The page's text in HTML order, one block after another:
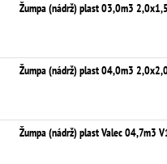
Žumpa (nádrž) plast 03,0m3
Žumpa (nádrž) plast 04,0m3
Žumpa (nádrž) plast Valec 04,7m3